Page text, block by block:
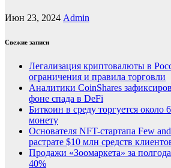
Июн 23, 2024 Admin
Свежие записи
Легализация криптовалюты в
ограничения и правила торговли
Аналитики CoinShares
фоне спада в DeFi
Биткоин в среду торгуется около
монету
Основателя NFT-стартапа Few
растрате $10 млн средств
Продажи «Зоомаркета» за
40%